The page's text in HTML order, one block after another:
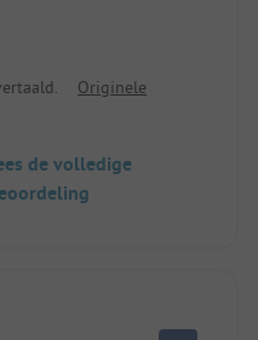
Originele
de volledige